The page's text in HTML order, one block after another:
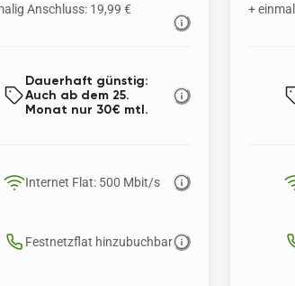
Anschluss: 19,99 €
Dauerhaft günstig:
Auch ab dem 25.
Monat nur 30€ mtl.
Internet Flat: 500 Mbit/s
Festnetzflat hinzubuchbar
+